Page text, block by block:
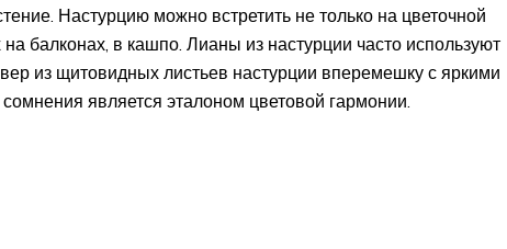
Настурцию можно встретить не только на цветочной
балконах, в кашпо. Лианы из настурции часто используют
из щитовидных листьев настурции вперемешку с яркими
является эталоном цветовой гармонии.